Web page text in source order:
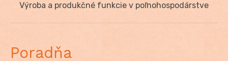
Next
Výroba a produkčné funkcie v poľnohospodárstve
Poradňa